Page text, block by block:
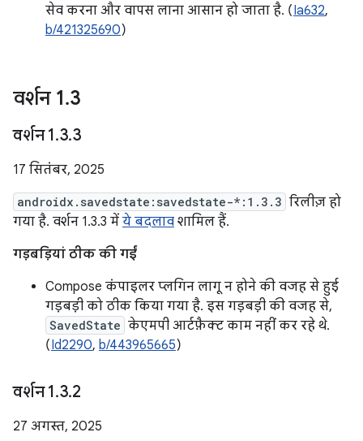
सेव करना और वापस लाना आसान हो जाता है. (Ia632,
b/421325690)
वर्शन 1.3
वर्शन 1.3.3
17 सितंबर, 2025
androidx.savedstate:savedstate-*:1.3.3 रिलीज़ हो
गया है. वर्शन 1.3.3 में ये बदलाव शामिल हैं.
गड़बड़ियां ठीक की गईं
Compose कंपाइलर प्लगिन लागू न होने की वजह से हुई
गड़बड़ी को ठीक किया गया है. इस गड़बड़ी की वजह से,
SavedState केएमपी आर्टफ़ैक्ट काम नहीं कर रहे थे.
(Id2290, b/443965665)
वर्शन 1.3.2
27 अगस्त, 2025